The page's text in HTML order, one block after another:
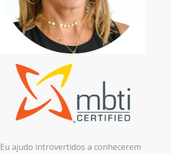
Eu ajudo introvertidos a conhecerem